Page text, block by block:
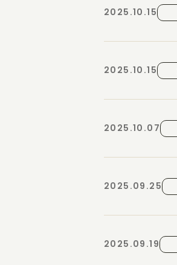
2025.10.15
2025.10.15
2025.10.07
2025.09.25
2025.09.19